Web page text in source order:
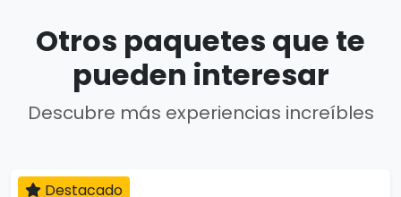
Otros paquetes que te
pueden interesar
Descubre más experiencias increíbles
Destacado